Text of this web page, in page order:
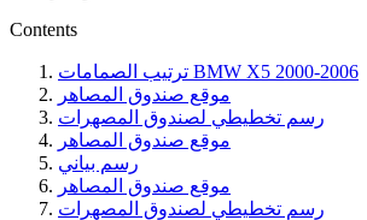
Contents
ترتيب الصمامات BMW X5 2000-2006
موقع صندوق المصاهر
رسم تخطيطي لصندوق المصهرات
موقع صندوق المصاهر
رسم بياني
موقع صندوق المصاهر
رسم تخطيطي لصندوق المصهرات